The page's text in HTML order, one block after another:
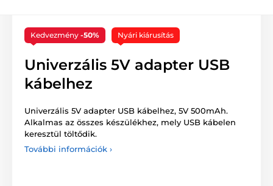
Kedvezmény -50% Nyári kiárusítás
Univerzális 5V adapter USB
kábelhez
Univerzális 5V adapter USB kábelhez, 5V 500mAh.
Alkalmas az összes készülékhez, mely USB kábelen
keresztül töltődik.
További információk ›